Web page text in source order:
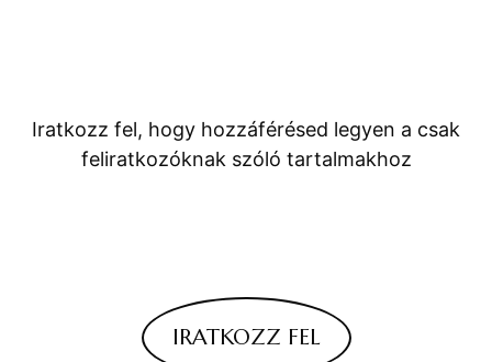
Iratkozz fel, hogy hozzáférésed legyen a csak
feliratkozóknak szóló tartalmakhoz
IRATKOZZ FEL